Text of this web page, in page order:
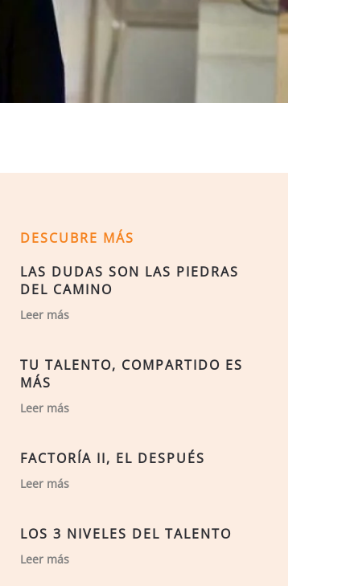
DESCUBRE MÁS
LAS DUDAS SON LAS PIEDRAS
DEL CAMINO
Leer más
TU TALENTO, COMPARTIDO ES
MÁS
Leer más
FACTORÍA II, EL DESPUÉS
Leer más
LOS 3 NIVELES DEL TALENTO
Leer más